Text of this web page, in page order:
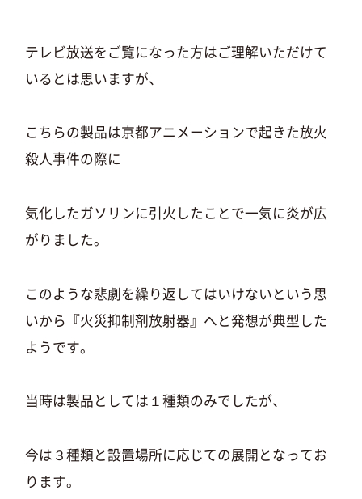
テレビ放送をご覧になった方はご理解いただけて
いるとは思いますが、
こちらの製品は京都アニメーションで起きた放火
殺人事件の際に
気化したガソリンに引火したことで一気に炎が広
がりました。
このような悲劇を繰り返してはいけないという思
いから『火災抑制剤放射器』へと発想が典型した
ようです。
当時は製品としては１種類のみでしたが、
今は３種類と設置場所に応じての展開となってお
ります。